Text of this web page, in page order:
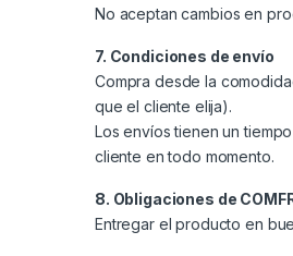
No aceptan cambios en
7. Condiciones de envío
Compra desde la
que el cliente elija).
Los envíos tienen un
cliente en todo momento.
8. Obligaciones de
Entregar el producto en